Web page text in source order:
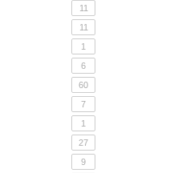
11
11
1
6
60
7
1
27
9